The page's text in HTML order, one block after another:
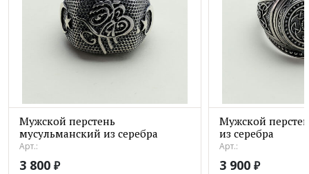
Мужской перстень
мусульманский из серебра
Арт.:
3 800 ₽
Мужской
из серебра
Арт.:
3 900 ₽